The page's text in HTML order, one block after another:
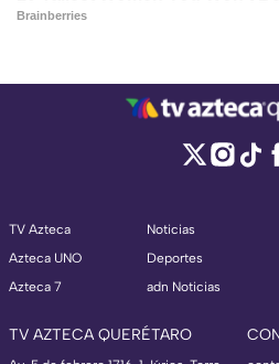
TV Azteca
Azteca UNO
Azteca 7
Noticias
Deportes
adn Noticias
TV AZTECA QUERÉTARO